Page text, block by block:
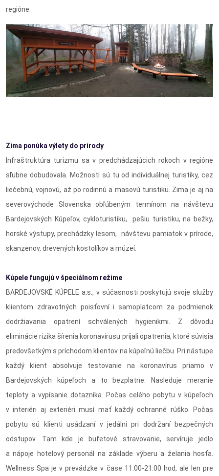
regióne.
Zima ponúka výlety do prírody
Infraštruktúra turizmu sa v predchádzajúcich rokoch v regióne
sľubne dobudovala. Možnosti sú tu od individuálnej turistiky, cez
liečebnú, vojnovú, až po rodinnú a masovú turistiku. Zima je aj na
severovýchode Slovenska obľúbeným termínom na návštevu
Bardejovských Kúpeľov, cykloturistiku, pešiu turistiku, na bežky,
horské výstupy, prechádzky lesom, návštevu pamiatok v prírode,
skanzenov, drevených kostolíkov a múzeí.
Kúpele fungujú v špeciálnom režime
BARDEJOVSKÉ KÚPELE a.s., v súčasnosti poskytujú svoje služby
klientom zdravotných poisťovní i samoplatcom za podmienok
dodržiavania opatrení schválených hygienikmi. Z dôvodu
eliminácie rizika šírenia koronavírusu prijali opatrenia, ktoré súvisia
predovšetkým s príchodom klientov na kúpeľnú liečbu. Pri nástupe
každý klient absolvuje testovanie na koronavírus priamo v
Bardejovských kúpeľoch a to bezplatne. Nasleduje meranie
teploty a vypísanie dotazníka. Počas celého pobytu v kúpeľoch
v interiéri aj exteriéri musí mať každý ochranné rúško. Počas
pobytu sú klienti usádzaní v jedálni pri dodržaní bezpečných
odstupov. Tam kde je bufetové stravovanie, servíruje jedlo
a nápoje hotelový personál na základe výberu a želania hosťa.
Wellness Spa je v prevádzke v čase 11.00-21.00 hod, ale len pre